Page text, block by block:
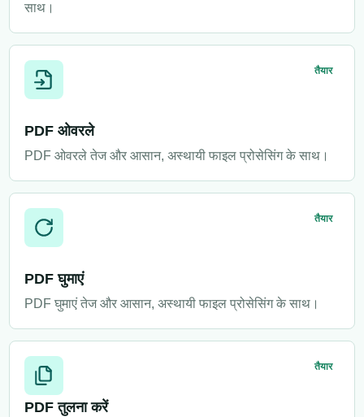
साथ।
तैयार
PDF ओवरले
PDF ओवरले तेज और आसान, अस्थायी फाइल प्रोसेसिंग के साथ।
तैयार
PDF घुमाएं
PDF घुमाएं तेज और आसान, अस्थायी फाइल प्रोसेसिंग के साथ।
तैयार
PDF तुलना करें